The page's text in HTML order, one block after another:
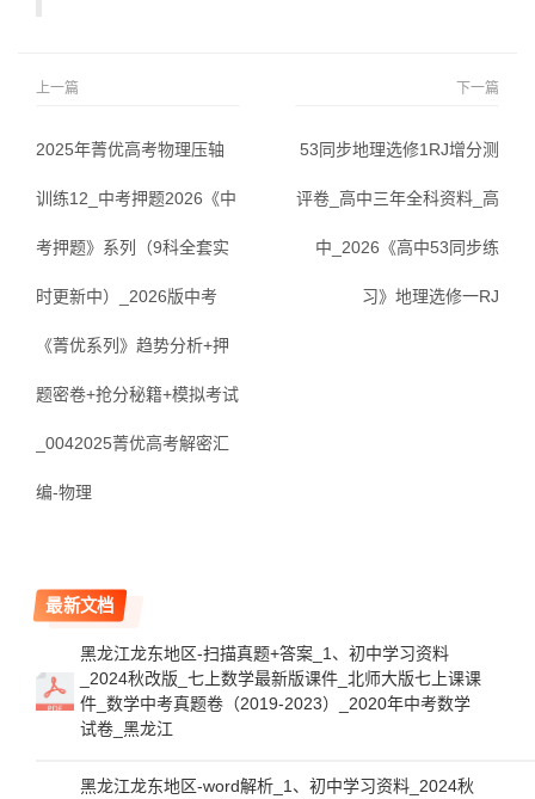
上一篇
2025年菁优高考物理压轴
训练12_中考押题2026《中
考押题》系列（9科全套实
时更新中）_2026版中考
《菁优系列》趋势分析+押
题密卷+抢分秘籍+模拟考试
_0042025菁优高考解密汇
编-物理
下一篇
53同步地理选修1RJ增分测
评卷_高中三年全科资料_高
中_2026《高中53同步练
习》地理选修一RJ
最新文档
黑龙江龙东地区-扫描真题+答案_1、初中学习资料
_2024秋改版_七上数学最新版课件_北师大版七上课课
件_数学中考真题卷（2019-2023）_2020年中考数学
试卷_黑龙江
黑龙江龙东地区-word解析_1、初中学习资料_2024秋